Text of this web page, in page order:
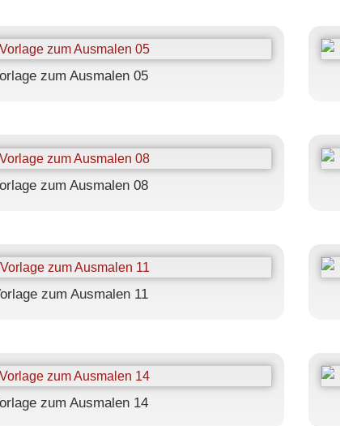
zum Ausmalen 05
zum Ausmalen 08
zum Ausmalen 11
zum Ausmalen 14